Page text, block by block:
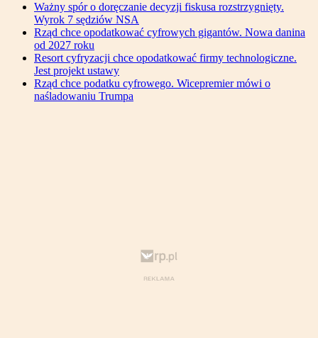
Ważny spór o doręczanie decyzji fiskusa rozstrzygnięty.
Wyrok 7 sędziów NSA
Rząd chce opodatkować cyfrowych gigantów. Nowa danina
od 2027 roku
Resort cyfryzacji chce opodatkować firmy technologiczne.
Jest projekt ustawy
Rząd chce podatku cyfrowego. Wicepremier mówi o
naśladowaniu Trumpa